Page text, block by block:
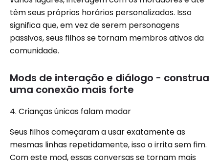
têm seus próprios horários personalizados. Isso
significa que, em vez de serem personagens
passivos, seus filhos se tornam membros ativos da
comunidade.
Mods de interação e diálogo - construa
uma conexão mais forte
4. Crianças únicas falam modar
Seus filhos começaram a usar exatamente as
mesmas linhas repetidamente, isso o irrita sem fim.
Com este mod, essas conversas se tornam mais